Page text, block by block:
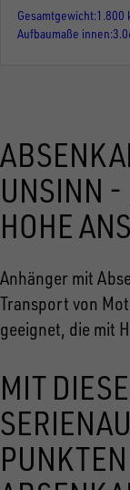
Gesamtgewicht 1.800
Aufbaumaße innen
UNSINN -
HOHE
Anhänger mit
Transport von
geeignet, die mit
MIT